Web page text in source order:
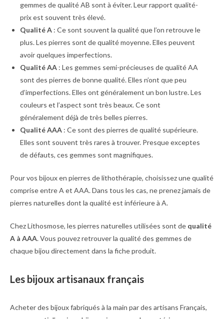
gemmes de qualité AB sont à éviter. Leur rapport qualité-
prix est souvent très élevé.
Qualité A : Ce sont souvent la qualité que l’on retrouve le
plus. Les pierres sont de qualité moyenne. Elles peuvent
avoir quelques imperfections.
Qualité AA : Les gemmes semi-précieuses de qualité AA
sont des pierres de bonne qualité. Elles n’ont que peu
d’imperfections. Elles ont généralement un bon lustre. Les
couleurs et l’aspect sont très beaux. Ce sont
généralement déjà de très belles pierres.
Qualité AAA : Ce sont des pierres de qualité supérieure.
Elles sont souvent très rares à trouver. Presque exceptes
de défauts, ces gemmes sont magnifiques.
Pour vos bijoux en pierres de lithothérapie, choisissez une qualité
comprise entre A et AAA. Dans tous les cas, ne prenez jamais de
pierres naturelles dont la qualité est inférieure à A.
Chez Lithosmose, les pierres naturelles utilisées sont de qualité
A à AAA. Vous pouvez retrouver la qualité des gemmes de
chaque bijou directement dans la fiche produit.
Les bijoux artisanaux français
Acheter des bijoux fabriqués à la main par des artisans Français,